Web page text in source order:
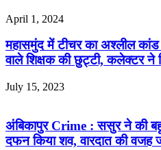
April 1, 2024
महासमुंद में टीचर का अश्लील
वाले शिक्षक की छुट्टी, कलेक्टर ने
July 15, 2023
अंबिकापुर Crime : ससुर ने की
दफन किया शव, वारदात की वजह